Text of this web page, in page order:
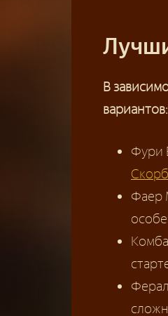
В
вариантов:
Фури
Фаер